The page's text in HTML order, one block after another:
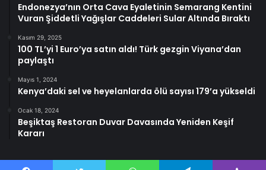
Endonezya’nın Orta Cava Eyaletinin Semarang Kentini
Vuran Şiddetli Yağışlar Caddeleri Sular Altında Bıraktı
Kasım 29, 2025
100 TL’yi 1 Euro’ya satın aldı! Türk gezgin Viyana’dan
paylaştı
Mayıs 1, 2024
Kenya’daki sel ve heyelanlarda ölü sayısı 179’a yükseldi
Ocak 18, 2024
Beşiktaş Restoran Duvar Davasında Yeniden Keşif
Kararı